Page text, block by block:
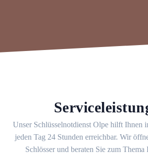
Unser Schlüsselnotdienst Olpe hilft Ihnen
jeden Tag 24 Stunden erreichbar. Wir
Schlösser und beraten Sie zum Thema